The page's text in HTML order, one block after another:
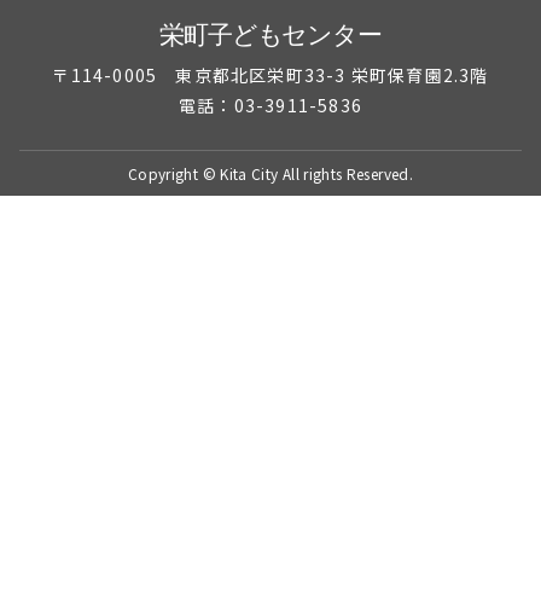
栄町子どもセンター
〒114-0005 東京都北区栄町33-3 栄町保育園2.3階
電話：03-3911-5836
Copyright © Kita City All rights Reserved.